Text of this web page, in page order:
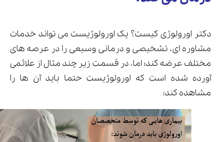
دکتر اورولوژی کیست؟ یک اورولوژیست می تواند خدمات
مشاوره ای، تشخیصی و درمانی وسیعی را در عرصه های
مختلف عرضه کند؛ اما، در قسمت زیر چند مثال از علائمی
آورده شده است که اورولوژیست حتما باید آن ها را
مشاهده کند: